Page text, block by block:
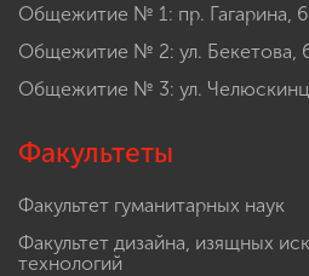
Общежитие № 1: пр. Гагарина, 6
Общежитие № 2: ул. Бекетова,
Общежитие № 3: ул.
Факультеты
Факультет гуманитарных наук
Факультет дизайна, изящных
технологий